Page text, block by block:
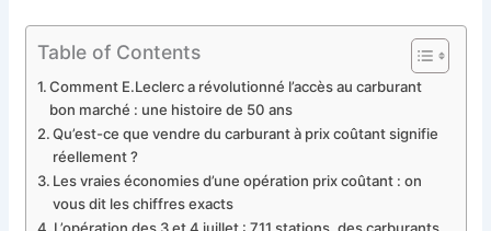
Table of Contents
Comment E.Leclerc a révolutionné l’accès au carburant
bon marché : une histoire de 50 ans
Qu’est-ce que vendre du carburant à prix coûtant signifie
réellement ?
Les vraies économies d’une opération prix coûtant : on
vous dit les chiffres exacts